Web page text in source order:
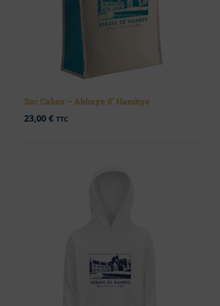
Sac Cabas – Abbaye d’ Hambye
23,00 € TTC